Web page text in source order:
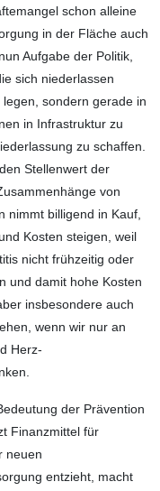
schon alleine
in der Fläche auch
Aufgabe der Politik,
sich niederlassen
sondern gerade in
in Infrastruktur zu
zu schaffen.
Stellenwert der
von
nimmt billigend in Kauf,
Kosten steigen, weil
nicht frühzeitig oder
und damit hohe Kosten
insbesondere auch
wenn wir nur an
Herz-
der Prävention
Finanzmittel für
neuen
entzieht, macht